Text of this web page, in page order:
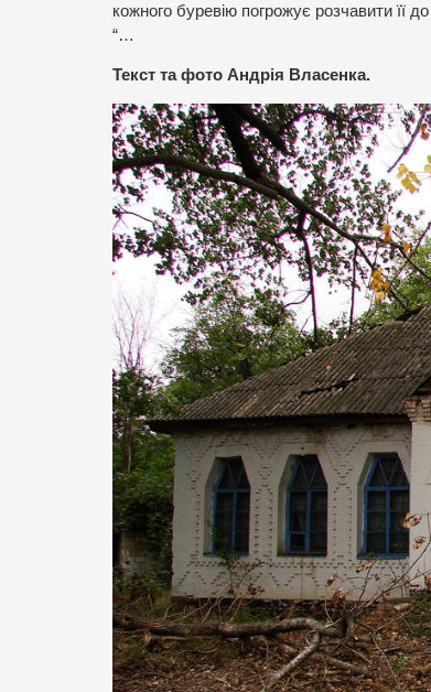
кожного буревію погрожує розчавити її
“…
Текст та фото Андрія Власенка.